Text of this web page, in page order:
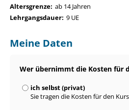
Altersgrenze: ab 14 Jahren
Lehrgangsdauer: 9 UE
Meine Daten
Wer übernimmt die Kosten für
ich selbst (privat)
Sie tragen die Kosten für den